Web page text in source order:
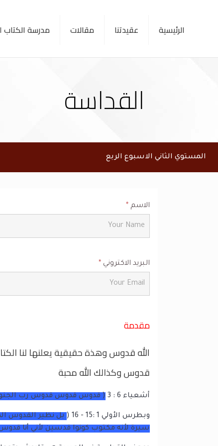
الرئيسية عقيدتنا مقالات مدرسة
القداسة
المستوي الثاني الاسبوع الربع
الاسم *
البريد الاكتروني *
مقدمة
الله قدوس وهذة حقيقية يعلنها لنا
قدوس وكذالك الله محبة
أشعياء 6 : 3 ( قدوس قدوس قدوس رب
وبطرس الأولي 1 :15 - 16 (
بل نظير القدوس
سيرة لأنه مكتوب كونوا قدسين لأني أنا